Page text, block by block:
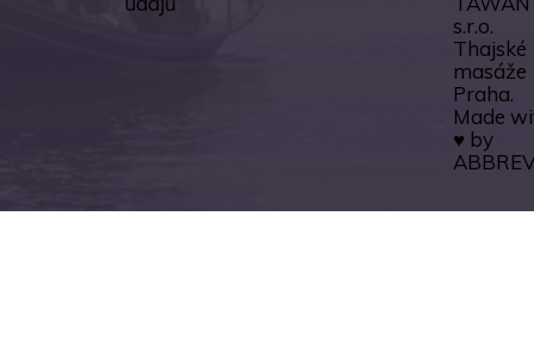
s.r.o.
Thajské
masáže
Praha.
Made
♥ by